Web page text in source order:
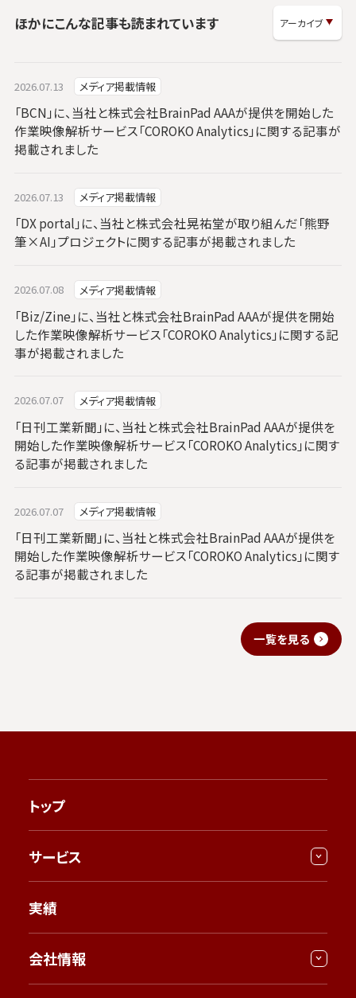
ほかにこんな記事も読まれています
2026.07.13 メディア掲載情報
「BCN」に、当社と株式会社BrainPad AAAが提供を開始した
作業映像解析サービス「COROKO Analytics」に関する記事が
掲載されました
2026.07.13 メディア掲載情報
「DX portal」に、当社と株式会社晃祐堂が取り組んだ「熊野
筆×AI」プロジェクトに関する記事が掲載されました
2026.07.08 メディア掲載情報
「Biz/Zine」に、当社と株式会社BrainPad AAAが提供を開始
した作業映像解析サービス「COROKO Analytics」に関する記
事が掲載されました
2026.07.07 メディア掲載情報
「日刊工業新聞」に、当社と株式会社BrainPad AAAが提供を
開始した作業映像解析サービス「COROKO Analytics」に関す
る記事が掲載されました
2026.07.07 メディア掲載情報
「日刊工業新聞」に、当社と株式会社BrainPad AAAが提供を
開始した作業映像解析サービス「COROKO Analytics」に関す
る記事が掲載されました
一覧を見る
トップ
サービス
実績
会社情報